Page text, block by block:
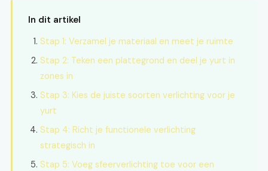
In dit artikel
Stap 1: Verzamel je materiaal en meet je ruimte
Stap 2: Teken een plattegrond en deel je yurt in
zones in
Stap 3: Kies de juiste soorten verlichting voor je
yurt
Stap 4: Richt je functionele verlichting
strategisch in
Stap 5: Voeg sfeerverlichting toe voor een